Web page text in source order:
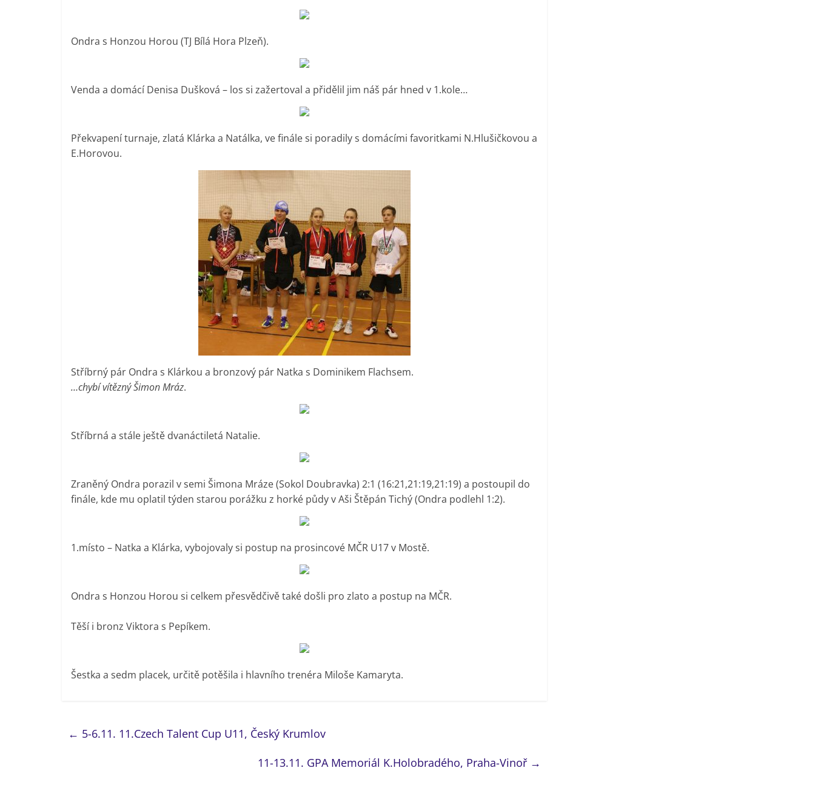
Ondra s Honzou Horou (TJ Bílá Hora Plzeň).
Venda a domácí Denisa Dušková – los si zažertoval a přidělil jim náš pár hned v 1.kole…
Překvapení turnaje, zlatá Klárka a Natálka, ve finále si poradily s domácími favoritkami N.Hlušičkovou a
E.Horovou.
Stříbrný pár Ondra s Klárkou a bronzový pár Natka s Dominikem Flachsem.
…chybí vítězný Šimon Mráz.
Stříbrná a stále ještě dvanáctiletá Natalie.
Zraněný Ondra porazil v semi Šimona Mráze (Sokol Doubravka) 2:1 (16:21,21:19,21:19) a postoupil do
finále, kde mu oplatil týden starou porážku z horké půdy v Aši Štěpán Tichý (Ondra podlehl 1:2).
1.místo – Natka a Klárka, vybojovaly si postup na prosincové MČR U17 v Mostě.
Ondra s Honzou Horou si celkem přesvědčivě také došli pro zlato a postup na MČR.
Těší i bronz Viktora s Pepíkem.
Šestka a sedm placek, určitě potěšila i hlavního trenéra Miloše Kamaryta.
← 5-6.11. 11.Czech Talent Cup U11, Český Krumlov
11-13.11. GPA Memoriál K.Holobradého, Praha-Vinoř →